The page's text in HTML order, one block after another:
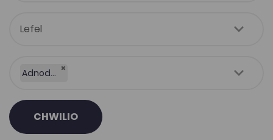
Adnodd Coleg Cymraeg ×
CHWILIO